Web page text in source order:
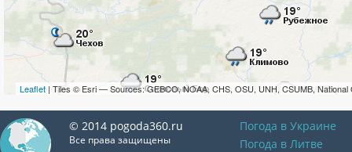
Leaflet | Tiles © Esri — Sources: GEBCO, NOAA, CHS, OSU, UNH, CSUMB, National
© 2014 pogoda360.ru
Все права защищены
Погода в Украине
Погода в Литве